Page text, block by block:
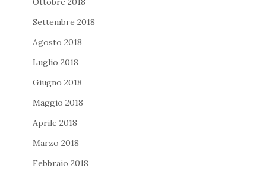
Settembre 2018
Agosto 2018
Luglio 2018
Giugno 2018
Maggio 2018
Aprile 2018
Marzo 2018
Febbraio 2018